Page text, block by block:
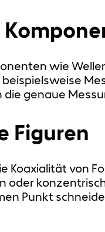
wie
genaue
Figuren
Koaxialität von
oder
Punkt